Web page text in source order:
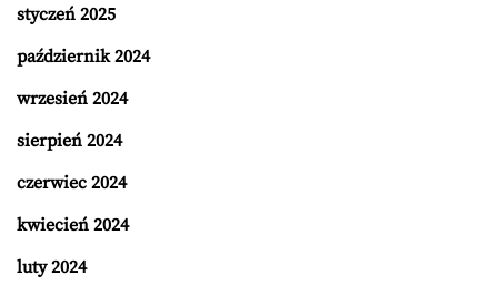
styczeń 2025
październik 2024
wrzesień 2024
sierpień 2024
czerwiec 2024
kwiecień 2024
luty 2024